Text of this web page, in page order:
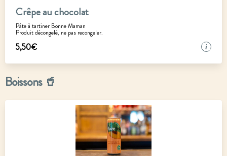
Crêpe au chocolat
Pâte à tartiner Bonne Maman
Produit décongelé, ne pas recongeler.
5,50€ i
Boissons 🥤